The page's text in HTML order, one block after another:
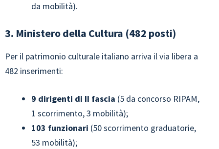
da mobilità).
3. Ministero della Cultura (482 posti)
Per il patrimonio culturale italiano arriva il via libera a
482 inserimenti:
9 dirigenti di II fascia (5 da concorso RIPAM,
1 scorrimento, 3 mobilità);
103 funzionari (50 scorrimento graduatorie,
53 mobilità);